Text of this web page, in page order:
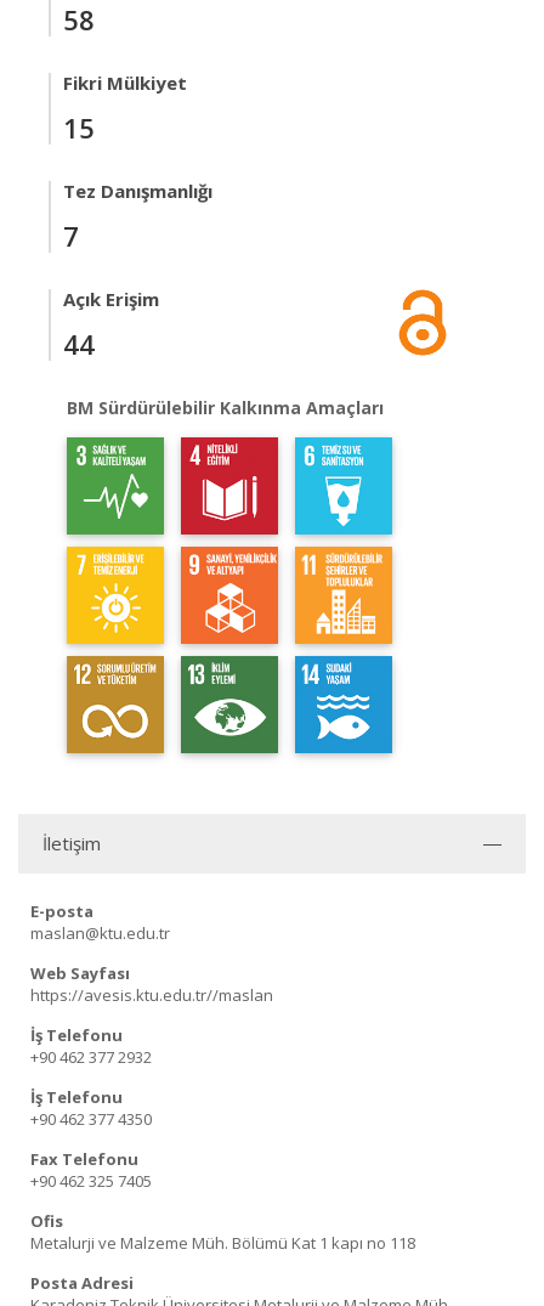
58
Fikri Mülkiyet
15
Tez Danışmanlığı
7
Açık Erişim
44
BM Sürdürülebilir Kalkınma Amaçları
İletişim
E-posta
maslan@ktu.edu.tr
Web Sayfası
https://avesis.ktu.edu.tr//maslan
İş Telefonu
+90 462 377 2932
İş Telefonu
+90 462 377 4350
Fax Telefonu
+90 462 325 7405
Ofis
Metalurji ve Malzeme Müh. Bölümü Kat 1 kapı no 118
Posta Adresi